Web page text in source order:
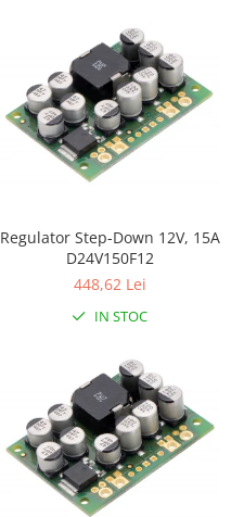
Regulator Step-Down 12V, 15A
D24V150F12
448,62 Lei
IN STOC